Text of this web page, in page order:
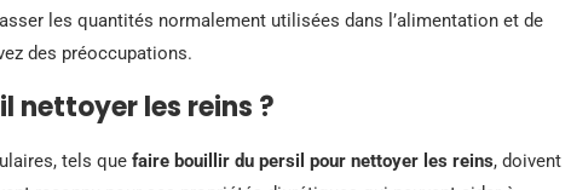
les quantités normalement utilisées dans l’alimentation et de
des préoccupations.
nettoyer les reins ?
tels que faire bouillir du persil pour nettoyer les reins, doivent